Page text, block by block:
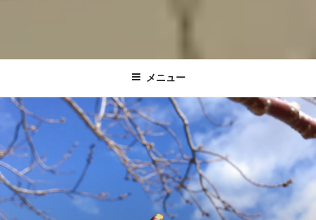
優しい手〜心にとどく 揉みほぐし〜
メニュー